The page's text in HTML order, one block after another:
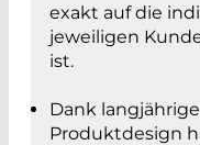
exakt auf die
jeweiligen
ist.
Dank
Produktdesign